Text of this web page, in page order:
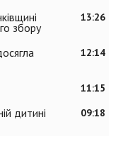
13:26
збору
12:14
11:15
09:18
дитині